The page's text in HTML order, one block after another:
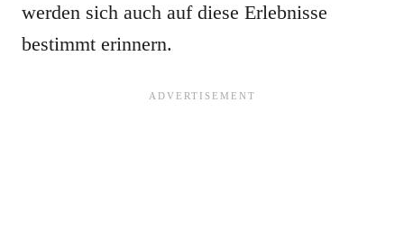
werden sich auch auf diese Erlebnisse
bestimmt erinnern.